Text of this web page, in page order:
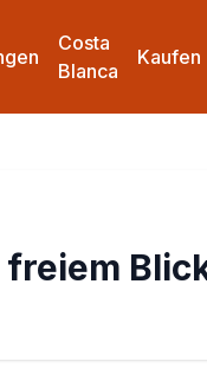
Costa
Blanca
Kaufen